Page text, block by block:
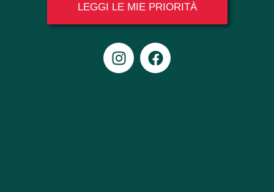
LEGGI LE MIE PRIORITÀ